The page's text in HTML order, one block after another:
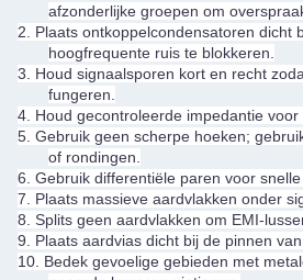
afzonderlijke groepen om
2. Plaats ontkoppelcondensatoren dicht
hoogfrequente ruis te blokkeren.
3. Houd signaalsporen kort en recht
fungeren.
4. Houd gecontroleerde impedantie voor
5. Gebruik geen scherpe hoeken;
of rondingen.
6. Gebruik differentiële paren voor snelle
7. Plaats massieve aardvlakken onder
8. Splits geen aardvlakken om EMI-
9. Plaats aardvias dicht bij de pinnen
10. Bedek gevoelige gebieden met